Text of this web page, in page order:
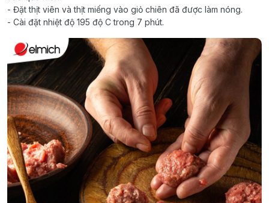
- Đặt thịt viên và thịt miếng vào giỏ chiên đã được làm nóng.
- Cài đặt nhiệt độ 195 độ C trong 7 phút.